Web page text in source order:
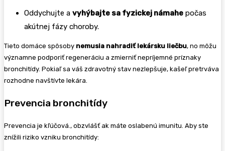
Oddychujte a vyhýbajte sa fyzickej námahe počas
akútnej fázy choroby.
Tieto domáce spôsoby nemusia nahradiť lekársku liečbu, no môžu
významne podporiť regeneráciu a zmierniť nepríjemné príznaky
bronchitídy. Pokiaľ sa váš zdravotný stav nezlepšuje, kašeľ pretrváva
rozhodne navštívte lekára.
Prevencia bronchitídy
Prevencia je kľúčová., obzvlášť ak máte oslabenú imunitu. Aby ste
znížili riziko vzniku bronchitídy: